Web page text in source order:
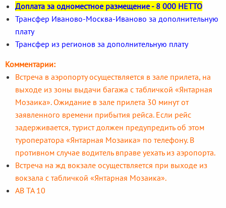
Доплата за одноместное размещение - 8 000 НЕТТО
Трансфер Иваново-Москва-Иваново за дополнительную
плату
Трансфер из регионов за дополнительную плату
Комментарии:
Встреча в аэропорту осуществляется в зале прилета, на
выходе из зоны выдачи багажа с табличкой «Янтарная
Мозаика». Ожидание в зале прилета 30 минут от
заявленного времени прибытия рейса. Если рейс
задерживается, турист должен предупредить об этом
туроператора «Янтарная Мозаика» по телефону. В
противном случае водитель вправе уехать из аэропорта.
Встреча на жд вокзале осуществляется при выходе из
вокзала с табличкой «Янтарная Мозаика».
АВ ТА 10